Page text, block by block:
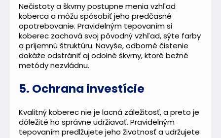
Nečistoty a škvrny postupne menia vzhľad
koberca a môžu spôsobiť jeho predčasné
opotrebovanie. Pravidelným tepovaním si
koberec zachová svoj pôvodný vzhľad, sýte farby
a príjemnú štruktúru. Navyše, odborné čistenie
dokáže odstrániť aj odolné škvrny, ktoré bežné
metódy nezvládnu.
5. Ochrana investície
Kvalitný koberec nie je lacná záležitosť, a preto je
dôležité ho správne udržiavať. Pravidelným
tepovaním predlžujete jeho životnosť a udržujete